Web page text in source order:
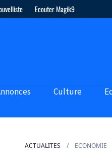
Ecouter Magik9
Culture
ACTUALITES ECONOMIE